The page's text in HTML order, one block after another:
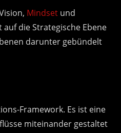
Mindset und
die Strategische Ebene
darunter gebündelt
Framework. Es ist eine
miteinander gestaltet